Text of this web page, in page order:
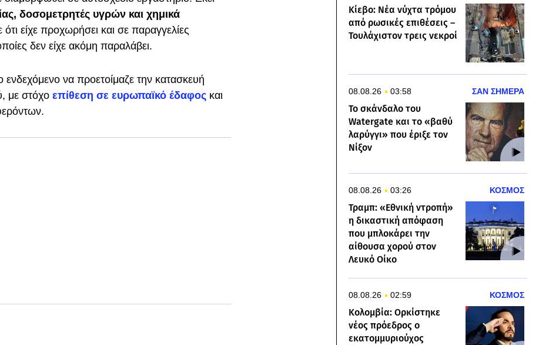
δοσομετρητές υγρών και χημικά
είχε προχωρήσει και σε παραγγελίες
δεν είχε ακόμη παραλάβει.
ενδεχόμενο να προετοίμαζε την κατασκευή
με στόχο επίθεση σε ευρωπαϊκό έδαφοςκαι
Κίεβο: Νέα νύχτα τρόμου
από ρωσικές επιθέσεις –
Τουλάχιστον τρεις νεκροί
08.08.26 03:58 ΣΑΝ ΣΗΜΕΡΑ
Το σκάνδαλο του
Watergate και το «βαθύ
λαρύγγι» που έριξε τον
Νίξον
08.08.26 03:26 ΚΟΣΜΟΣ
Τραμπ: «Εθνική ντροπή»
η δικαστική απόφαση
που μπλοκάρει την
αίθουσα χορού στον
Λευκό Οίκο
08.08.26 02:59 ΚΟΣΜΟΣ
Κολομβία: Ορκίστηκε
νέος πρόεδρος ο
εκατομμυριούχος